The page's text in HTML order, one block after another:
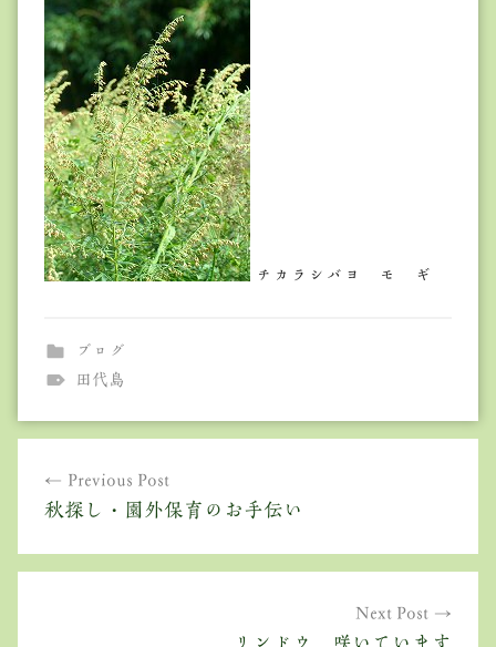
チカラシバヨ モ ギ
ブログ
田代島
ビ
Previous Post
秋探し・園外保育のお手伝い
Next Post
リンドウ、咲いています